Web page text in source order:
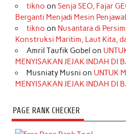
tikno on Senja SEO, Fajar
Berganti Menjadi Mesin
tikno on Nusantara di
Konstruksi Maritim, Laut Kita,
Amril Taufik Gobel on
MENYISAKAN JEJAK INDAH DI
Musniaty Musni on UNTUK
MENYISAKAN JEJAK INDAH DI
PAGE RANK CHECKER